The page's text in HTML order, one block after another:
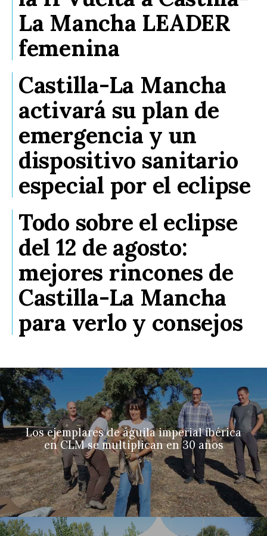
La Mancha LEADER
femenina
Castilla-La Mancha
activará su plan de
emergencia y un
dispositivo sanitario
especial por el eclipse
Todo sobre el eclipse
del 12 de agosto:
mejores rincones de
Castilla-La Mancha
para verlo y consejos
Los ejemplares de águila imperial ibérica
en CLM se multiplican en 30 años